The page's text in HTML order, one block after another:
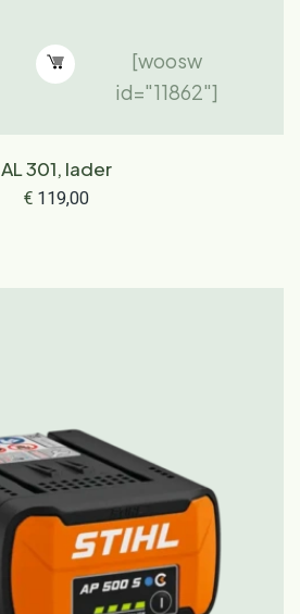
[woosw
id="11862"]
AL 301, lader
€ 119,00